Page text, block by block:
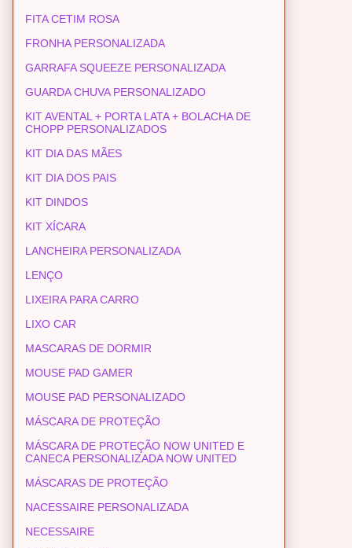
FITA CETIM ROSA
FRONHA PERSONALIZADA
GARRAFA SQUEEZE PERSONALIZADA
GUARDA CHUVA PERSONALIZADO
KIT AVENTAL + PORTA LATA + BOLACHA DE
CHOPP PERSONALIZADOS
KIT DIA DAS MÃES
KIT DIA DOS PAIS
KIT DINDOS
KIT XÍCARA
LANCHEIRA PERSONALIZADA
LENÇO
LIXEIRA PARA CARRO
LIXO CAR
MASCARAS DE DORMIR
MOUSE PAD GAMER
MOUSE PAD PERSONALIZADO
MÁSCARA DE PROTEÇÃO
MÁSCARA DE PROTEÇÃO NOW UNITED E
CANECA PERSONALIZADA NOW UNITED
MÁSCARAS DE PROTEÇÃO
NACESSAIRE PERSONALIZADA
NECESSAIRE